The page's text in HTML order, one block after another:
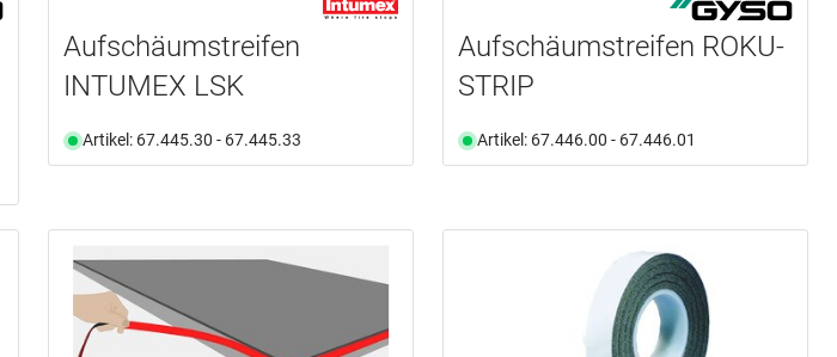
Aufschäumstreifen
INTUMEX LSK
Artikel: 67.445.30 - 67.445.33
Aufschäumstreifen ROKU-
STRIP
Artikel: 67.446.00 - 67.446.01